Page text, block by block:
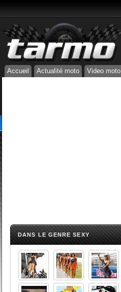
Accueil Actualité moto Video moto
DANS LE GENRE SEXY